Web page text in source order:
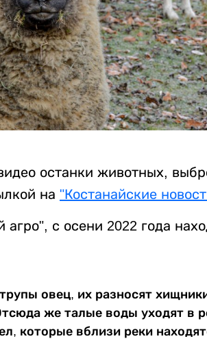
останки животных,
на "Костанайские
с осени 2022 года
овец, их разносят
же талые воды уходят в
которые вблизи реки